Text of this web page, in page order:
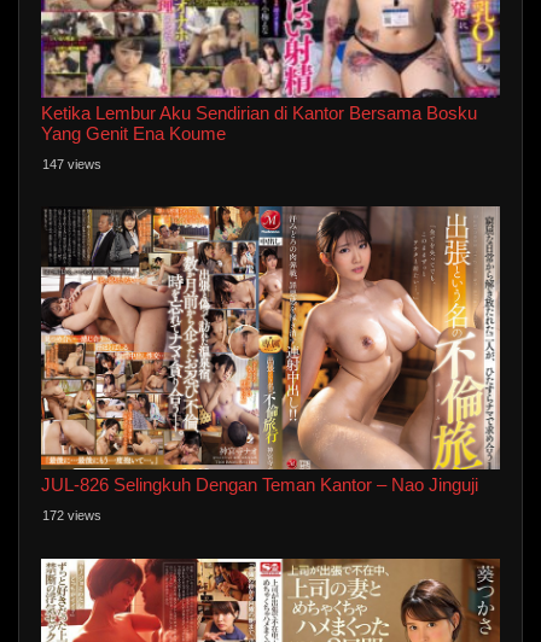
Ketika Lembur Aku Sendirian di Kantor Bersama Bosku
Yang Genit Ena Koume
147 views
JUL-826 Selingkuh Dengan Teman Kantor – Nao Jinguji
172 views